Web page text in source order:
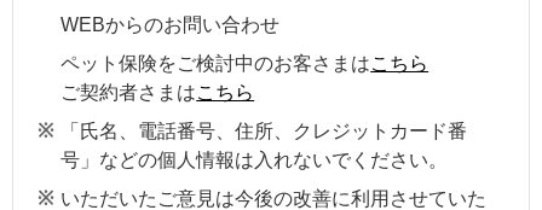
WEBからのお問い合わせ
ペット保険をご検討中のお客さまはこちら
ご契約者さまはこちら
「氏名、電話番号、住所、クレジットカード番
号」などの個人情報は入れないでください。
いただいたご意見は今後の改善に利用させていた